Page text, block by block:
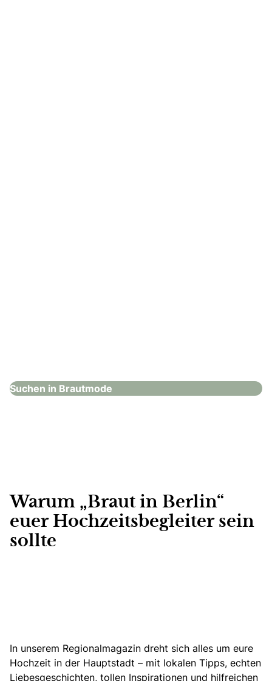
Suchen in Brautmode
Warum „Braut in Berlin“
euer Hochzeitsbegleiter sein
sollte
In unserem Regionalmagazin dreht sich alles um eure
Hochzeit in der Hauptstadt – mit lokalen Tipps, echten
Liebesgeschichten, tollen Inspirationen und hilfreichen